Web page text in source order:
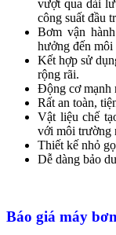
vượt qua dải
công suất đầu
Bơm vận
hưởng đến
Kết hợp sử
rộng rãi.​
Động cơ mạnh
Rất an toàn,
Vật liệu chế
với môi trường
Thiết kế nhỏ
Dễ dàng bảo
Báo giá máy